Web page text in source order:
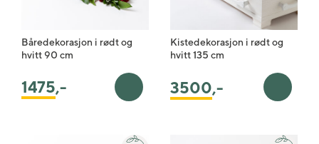
Båredekorasjon i rødt og
hvitt 90 cm
1475,- Legg i handlekurv
Kistedekorasjon i rødt og
hvitt 135 cm
3500,- Legg i